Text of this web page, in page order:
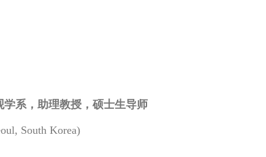
学系，助理教授，硕士生导师
South Korea)